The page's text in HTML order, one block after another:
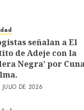
señalan a El
de Adeje con la
Negra’ por
JULIO DE 2026